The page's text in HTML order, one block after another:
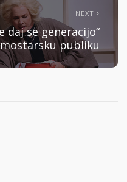
NEXT
daj se generacijo“
publiku